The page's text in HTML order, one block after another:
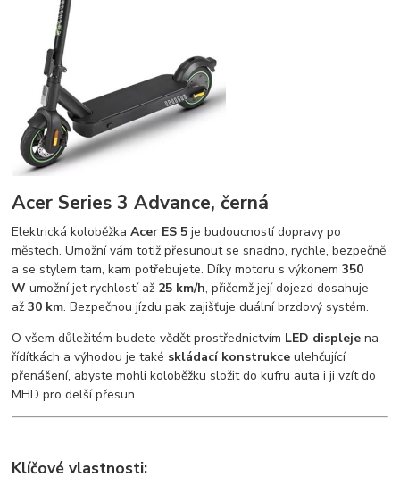
Acer Series 3 Advance, černá
Elektrická koloběžkaAcer ES 5 je budoucností dopravy po
městech. Umožní vám totiž přesunout se snadno, rychle, bezpečně
a se stylem tam, kam potřebujete. Díky motoru s výkonem350
W umožní jet rychlostí až 25 km/h, přičemž její dojezd dosahuje
až 30 km. Bezpečnou jízdu pak zajišťuje duální brzdový systém.
O všem důležitém budete vědět prostřednictvím LED displeje na
řídítkách a výhodou je také skládací konstrukce ulehčující
přenášení, abyste mohli koloběžku složit do kufru auta i ji vzít do
MHD pro delší přesun.
Klíčové vlastnosti: